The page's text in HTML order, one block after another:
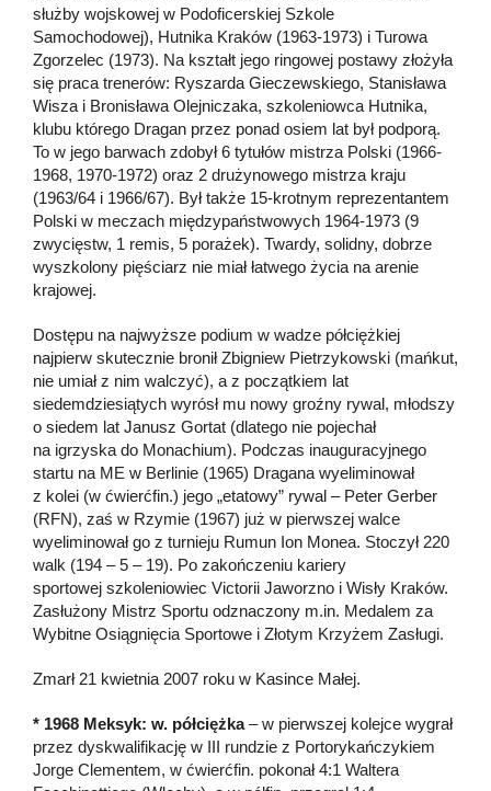
służby wojskowej w Podoficerskiej Szkole
Samochodowej), Hutnika Kraków (1963-1973) i Turowa
Zgorzelec (1973). Na kształt jego ringowej postawy złożyła
się praca trenerów: Ryszarda Gieczewskiego, Stanisława
Wisza i Bronisława Olejniczaka, szkoleniowca Hutnika,
klubu którego Dragan przez ponad osiem lat był podporą.
To w jego barwach zdobył 6 tytułów mistrza Polski (1966-
1968, 1970-1972) oraz 2 drużynowego mistrza kraju
(1963/64 i 1966/67). Był także 15-krotnym reprezentantem
Polski w meczach międzypaństwowych 1964-1973 (9
zwycięstw, 1 remis, 5 porażek). Twardy, solidny, dobrze
wyszkolony pięściarz nie miał łatwego życia na arenie
krajowej.
Dostępu na najwyższe podium w wadze półciężkiej
najpierw skutecznie bronił Zbigniew Pietrzykowski (mańkut,
nie umiał z nim walczyć), a z początkiem lat
siedemdziesiątych wyrósł mu nowy groźny rywal, młodszy
o siedem lat Janusz Gortat (dlatego nie pojechał
na igrzyska do Monachium). Podczas inauguracyjnego
startu na ME w Berlinie (1965) Dragana wyeliminował
z kolei (w ćwierćfin.) jego „etatowy” rywal – Peter Gerber
(RFN), zaś w Rzymie (1967) już w pierwszej walce
wyeliminował go z turnieju Rumun Ion Monea. Stoczył 220
walk (194 – 5 – 19). Po zakończeniu kariery
sportowej szkoleniowiec Victorii Jaworzno i Wisły Kraków.
Zasłużony Mistrz Sportu odznaczony m.in. Medalem za
Wybitne Osiągnięcia Sportowe i Złotym Krzyżem Zasługi.
Zmarł 21 kwietnia 2007 roku w Kasince Małej.
* 1968 Meksyk: w. półciężka– w pierwszej kolejce wygrał
przez dyskwalifikację w III rundzie z Portorykańczykiem
Jorge Clementem, w ćwierćfin. pokonał 4:1 Waltera